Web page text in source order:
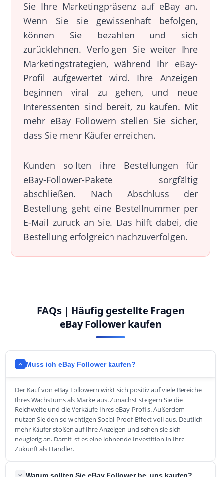
Sie Ihre Marketingpräsenz auf eBay an.
Wenn Sie sie gewissenhaft befolgen,
können Sie bezahlen und sich
zurücklehnen. Verfolgen Sie weiter Ihre
Marketingstrategien, während Ihr eBay-
Profil aufgewertet wird. Ihre Anzeigen
beginnen viral zu gehen, und neue
Interessenten sind bereit, zu kaufen. Mit
mehr eBay Followern stellen Sie sicher,
dass Sie mehr Käufer erreichen.
Kunden sollten ihre Bestellungen für
eBay-Follower-Pakete sorgfältig
abschließen. Nach Abschluss der
Bestellung geht eine Bestellnummer per
E-Mail zurück an Sie. Das hilft dabei, die
Bestellung erfolgreich nachzuverfolgen.
FAQs | Häufig gestellte Fragen
eBay Follower kaufen
Muss ich eBay Follower kaufen?
Der Kauf von eBay Followern wirkt sich positiv auf viele Bereiche
Ihres Wachstums als Marke aus. Zunächst steigern Sie die
Reichweite und die Verkäufe Ihres eBay-Profils. Außerdem
nutzen Sie den so wichtigen Social-Proof-Effekt voll aus. Deutlich
mehr Käufer stoßen auf Ihre Anzeigen und sehen sie sich
neugierig an. Damit ist es eine lohnende Investition in Ihre
Zukunft als Händler.
Warum sollten Sie eBay Follower bei uns kaufen?